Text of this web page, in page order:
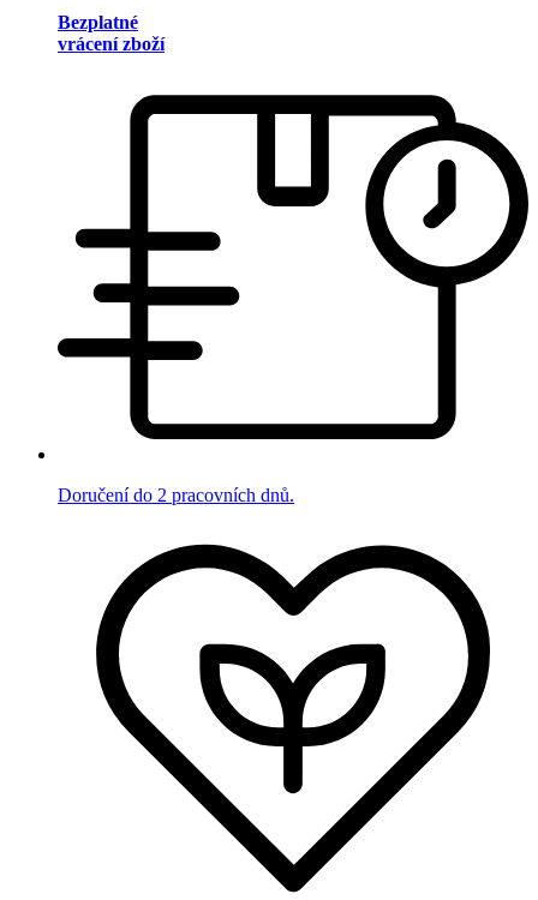
Bezplatné
vrácení zboží
Doručení do 2 pracovních dnů.